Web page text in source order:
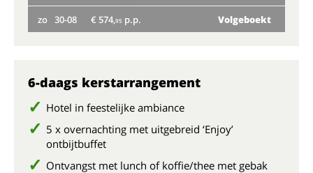
zo 30-08 € 574,95 p.p. Volgeboekt
6-daags kerstarrangement
Hotel in feestelijke ambiance
5 x overnachting met uitgebreid ‘Enjoy’
ontbijtbuffet
Ontvangst met lunch of koffie/thee met gebak